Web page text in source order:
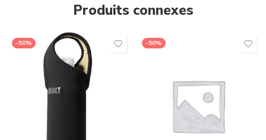
Produits connexes
-50% -50%